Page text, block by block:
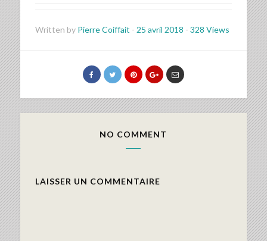
Written by Pierre Coiffait - 25 avril 2018 - 328 Views
NO COMMENT
LAISSER UN COMMENTAIRE